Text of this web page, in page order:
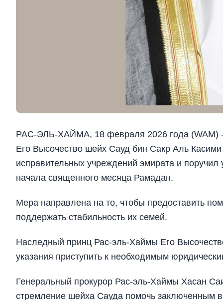
РАС-ЭЛЬ-ХАЙМА, 18 февраля 2026 года (WAM)
Его Высочество шейх Сауд бин Сакр Аль
исправительных учреждений эмирата и
начала священного месяца Рамадан.
Мера направлена на то, чтобы предоставить
поддержать стабильность их семей.
Наследный принц Рас-эль-Хаймы Его
указания приступить к необходимым
Генеральный прокурор Рас-эль-Хаймы Хасан
стремление шейха Сауда помочь заключенным